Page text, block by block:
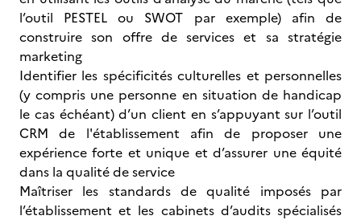
l’outil PESTEL ou SWOT par exemple) afin de
construire son offre de services et sa stratégie
marketing
Identifier les spécificités culturelles et personnelles
(y compris une personne en situation de handicap
le cas échéant) d’un client en s’appuyant sur l’outil
CRM de l'établissement afin de proposer une
expérience forte et unique et d’assurer une équité
dans la qualité de service
Maîtriser les standards de qualité imposés par
l’établissement et les cabinets d’audits spécialisés